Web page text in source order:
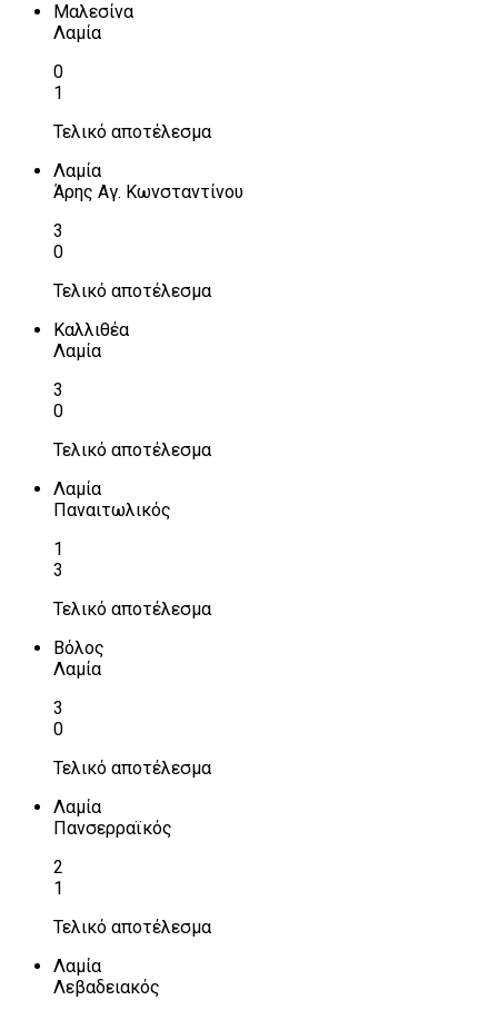
Μαλεσίνα
Λαμία
0
1
Τελικό αποτέλεσμα
Λαμία
Άρης Αγ. Κωνσταντίνου
3
0
Τελικό αποτέλεσμα
Καλλιθέα
Λαμία
3
0
Τελικό αποτέλεσμα
Λαμία
Παναιτωλικός
1
3
Τελικό αποτέλεσμα
Βόλος
Λαμία
3
0
Τελικό αποτέλεσμα
Λαμία
Πανσερραϊκός
2
1
Τελικό αποτέλεσμα
Λαμία
Λεβαδειακός